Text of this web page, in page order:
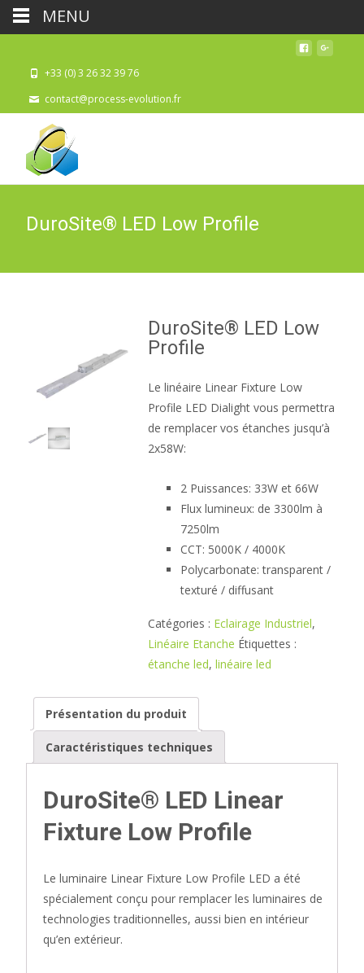
+33 (0) 3 26 32 39 76
contact@process-evolution.fr
DuroSite® LED Low Profile
DuroSite® LED Low
Profile
Le linéaire Linear Fixture Low
Profile LED Dialight vous permettra
de remplacer vos étanches jusqu’à
2x58W:
2 Puissances: 33W et 66W
Flux lumineux: de 3300lm à
7250lm
CCT: 5000K / 4000K
Polycarbonate: transparent /
texturé / diffusant
Catégories : Eclairage Industriel,
Linéaire Etanche Étiquettes :
étanche led, linéaire led
Présentation du produit
Caractéristiques techniques
DuroSite® LED Linear
Fixture Low Profile
Le luminaire Linear Fixture Low Profile LED a été
spécialement conçu pour remplacer les luminaires de
technologies traditionnelles, aussi bien en intérieur
qu’en extérieur.
MENU